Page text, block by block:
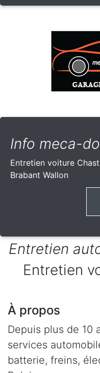
Info meca-
Entretien voiture
Brabant Wallon
Entretien
Entretien
À propos
Depuis plus de 10
services
batterie, freins,